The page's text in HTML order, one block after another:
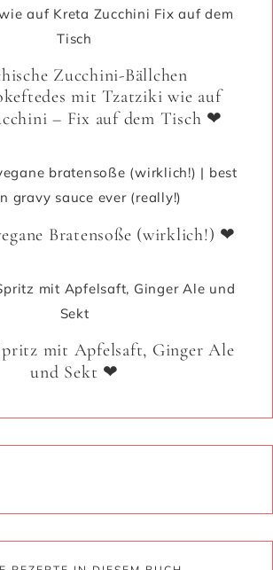
Zucchini-Bällchen
mit Tzatziki wie auf
– Fix auf dem Tisch ❤
Bratensoße (wirklich!) ❤
mit Apfelsaft, Ginger Ale
und Sekt ❤